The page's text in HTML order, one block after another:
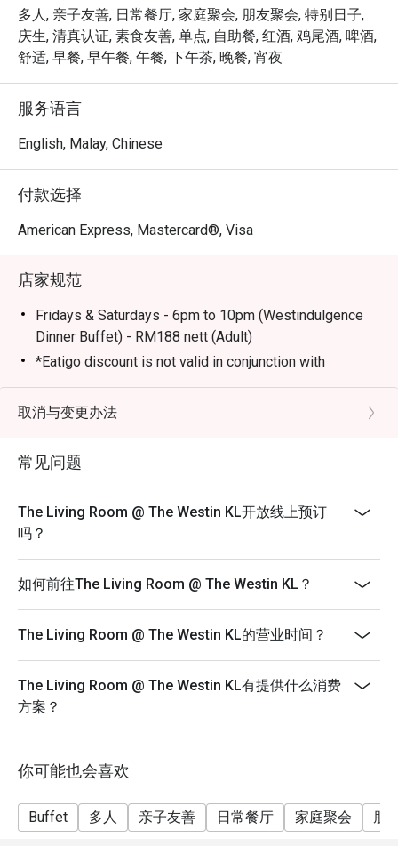
围，周到的服务让宏大的用餐场面倍感亲切温暖。在这
里，您可以在真正优雅的环境中探索环球风味，让盘中的
每一道料理，都成为一次全新的发现。
🍽️ 精选推荐
・冰镇海鲜 | 丰盛的海鲜吧呈献新鲜生蚝、鲜虾、青口与
螃蟹，琳琅满目。
优质肉品，即点即切。
・马来西亚风味精选 | 千万别错过地道的娘惹叻沙、香气
四溢的沙爹及其他在地美味。
糕点、冰淇淋及巧克力喷泉，让人纵情享受。
🥤 招牌饮品
・鲜榨果汁 | 精选多款色彩鲜活的热带水果，为您的餐点
增添清新风味。
・经典拉茶 | 马来西亚最具代表性的国民饮品，新鲜现
一场难忘的美食盛宴，这里都是您的完美之选。
多人, 亲子友善, 日常餐厅, 家庭聚会, 朋友聚会, 特别日子,
庆生, 清真认证, 素食友善, 单点, 自助餐, 红酒, 鸡尾酒, 啤酒,
舒适, 早餐, 早午餐, 午餐, 下午茶, 晚餐, 宵夜
服务语言
English, Malay, Chinese
付款选择
American Express, Mastercard®, Visa
店家规范
Fridays & Saturdays - 6pm to 10pm (Westindulgence
Dinner Buffet) - RM188 nett (Adult)
*Eatigo discount is not valid in conjunction with
any promotions, discounts, vouchers and inhouse
specials.
price and not eligible for Eatigo discount.
取消与变更办法
常见问题
The Living Room @ The Westin KL开放线上预订
吗？
如何前往The Living Room @ The Westin KL？
The Living Room @ The Westin KL的营业时间？
The Living Room @ The Westin KL有提供什么消费
方案？
你可能也会喜欢
Buffet 多人 亲子友善 日常餐厅 家庭聚会 朋